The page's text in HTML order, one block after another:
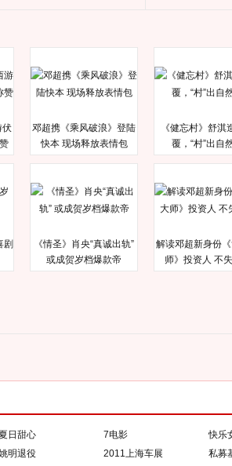
伏
邓超携《乘风破浪》登陆
快本 现场释放表情包
《健忘村》舒淇
覆，“村”出自
剧
《情圣》肖央“真诚出轨”
或成贺岁档爆款帝
解读邓超新身份
师》投资人 不
日甜心 7电影
快乐
明退役 2011上海车展
私募